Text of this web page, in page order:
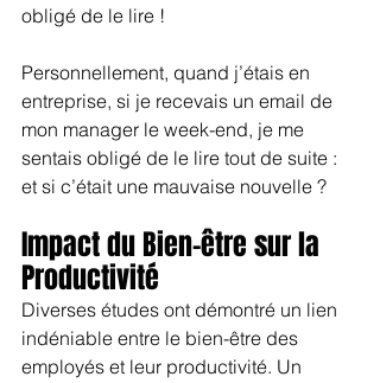
obligé de le lire !
Personnellement, quand j’étais en
entreprise, si je recevais un email de
mon manager le week-end, je me
sentais obligé de le lire tout de suite :
et si c’était une mauvaise nouvelle ?
Impact du Bien-être sur la
Productivité
Diverses études ont démontré un lien
indéniable entre le bien-être des
employés et leur productivité. Un